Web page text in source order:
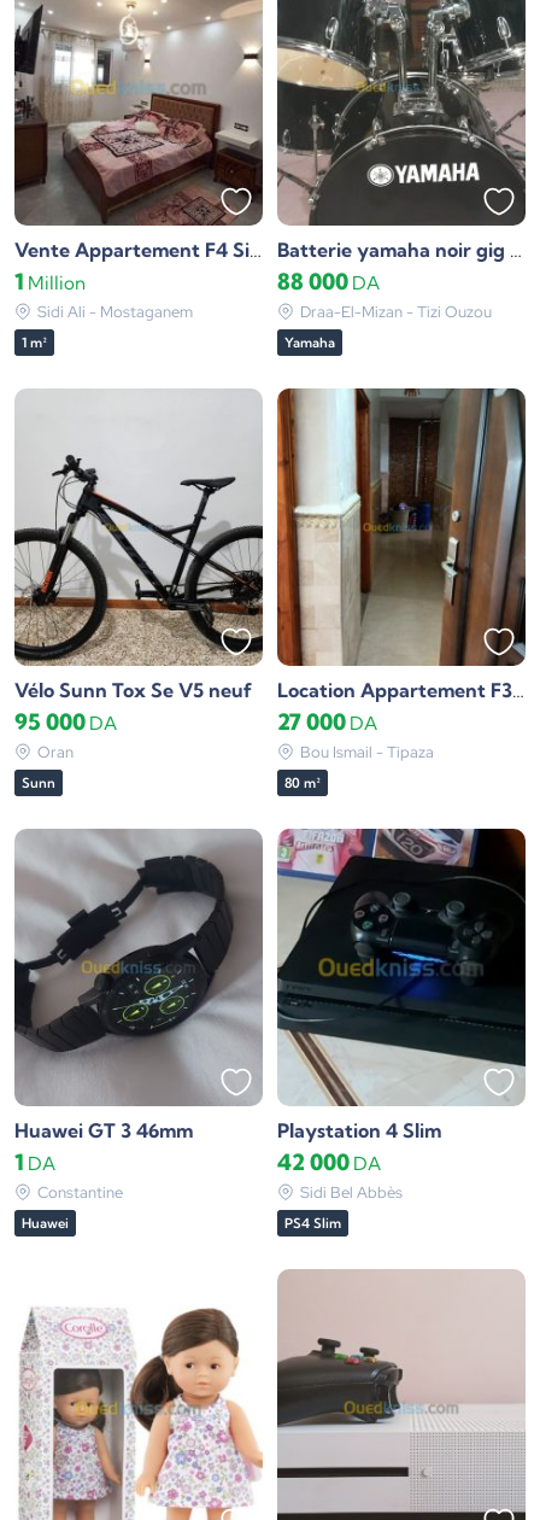
Vente Appartement F4 Sidi ali
1 Million
Sidi Ali - Mostaganem
1 m²
Batterie yamaha noir gig maker
88 000 DA
Draa-El-Mizan - Tizi Ouzou
Yamaha
Vélo Sunn Tox Se V5 neuf
95 000 DA
Oran
Sunn
Location Appartement F3 Tipaza Bou ismail
27 000 DA
Bou Ismail - Tipaza
80 m²
Huawei GT 3 46mm
1 DA
Constantine
Huawei
Playstation 4 Slim
42 000 DA
Sidi Bel Abbès
PS4 Slim